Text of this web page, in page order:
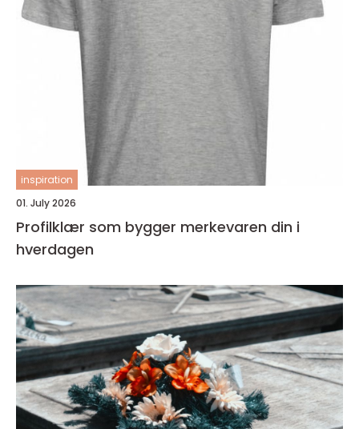
inspiration
01. July 2026
Profilklær som bygger merkevaren din i
hverdagen